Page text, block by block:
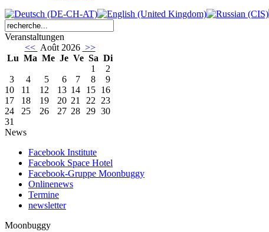
Veranstaltungen
<< Août 2026 >>
Lu Ma Me Je Ve Sa Di
1
2
3
4 5 6 7 8
9
10
11 12 13 14 15 16
17
18 19 20 21 22 23
24
25 26 27 28 29 30
31
News
Facebook Institute
Facebook Space Hotel
Facebook-Gruppe Moonbuggy
Onlinenews
Termine
newsletter
Moonbuggy